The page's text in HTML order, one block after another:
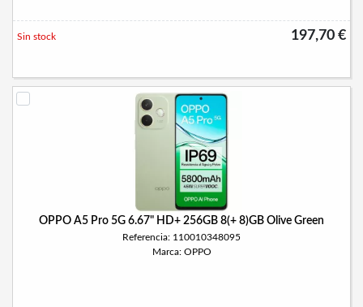
197,70 €
Sin stock
OPPO A5 Pro 5G 6.67" HD+ 256GB 8(+ 8)GB Olive Green
Referencia: 110010348095
Marca: OPPO